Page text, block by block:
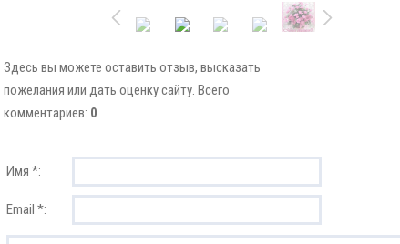
Здесь вы можете оставить отзыв, высказать
пожелания или дать оценку сайту. Всего
комментариев: 0
Имя *:
Email *: